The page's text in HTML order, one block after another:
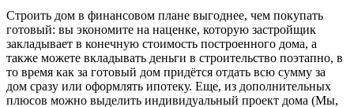
Строить дом в финансовом плане выгоднее, чем покупать
готовый: вы экономите на наценке, которую застройщик
закладывает в конечную стоимость построенного дома, а
также можете вкладывать деньги в строительство поэтапно, в
то время как за готовый дом придётся отдать всю сумму за
дом сразу или оформлять ипотеку. Еще, из дополнительных
плюсов можно выделить индивидуальный проект дома (Мы,